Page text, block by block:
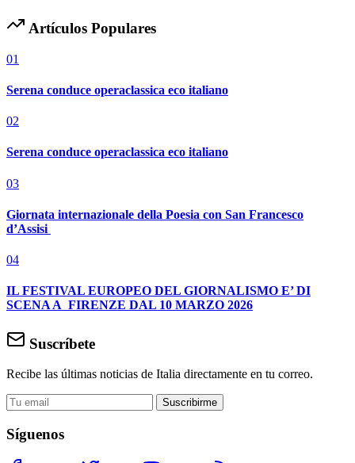
Artículos Populares
01
Serena conduce operaclassica eco italiano
02
Serena conduce operaclassica eco italiano
03
Giornata internazionale della Poesia con San Francesco
d’Assisi
04
IL FESTIVAL EUROPEO DEL GIORNALISMO E’ DI
SCENA A FIRENZE DAL 10 MARZO 2026
Suscríbete
Recibe las últimas noticias de Italia directamente en tu correo.
Suscribirme
Síguenos